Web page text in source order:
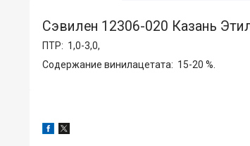
Сэвилен 12306-020 Казань
ПТР: 1,0-3,0,
Содержание винилацетата: 15-20 %.